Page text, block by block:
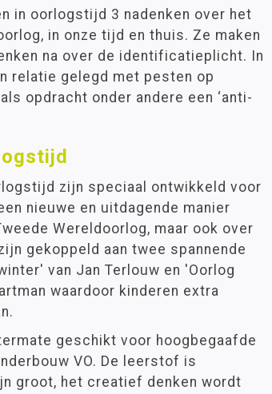
in oorlogstijd 3 nadenken over het
in onze tijd en thuis. Ze maken
na over de identificatieplicht. In
relatie gelegd met pesten op
opdracht onder andere een ‘anti-
zijn speciaal ontwikkeld voor
nieuwe en uitdagende manier
Wereldoorlog, maar ook over
gekoppeld aan twee spannende
van Jan Terlouw en 'Oorlog
waardoor kinderen extra
geschikt voor hoogbegaafde
VO. De leerstof is
groot, het creatief denken wordt